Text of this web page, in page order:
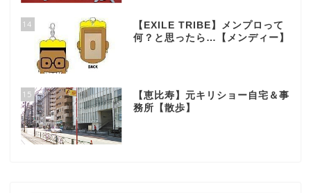
14
【EXILE TRIBE】メンプロって
何？と思ったら…【メンディー】
15
【恵比寿】元キリショー自宅＆事
務所【散歩】